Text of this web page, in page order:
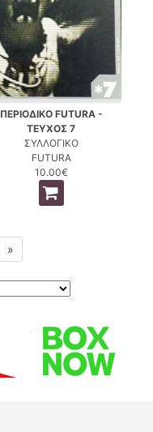
ΠΕΡΙΟΔΙΚΟ FUTURA -
ΤΕΥΧΟΣ 7
ΣΥΛΛΟΓΙΚΟ
FUTURA
10.00€
»